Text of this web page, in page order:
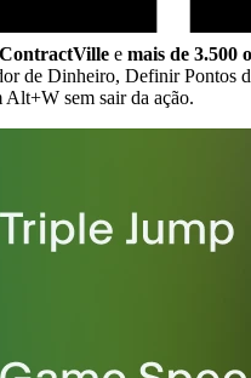
ContractVille e mais de 3.500
de Dinheiro, Definir Pontos
Alt+W sem sair da ação.